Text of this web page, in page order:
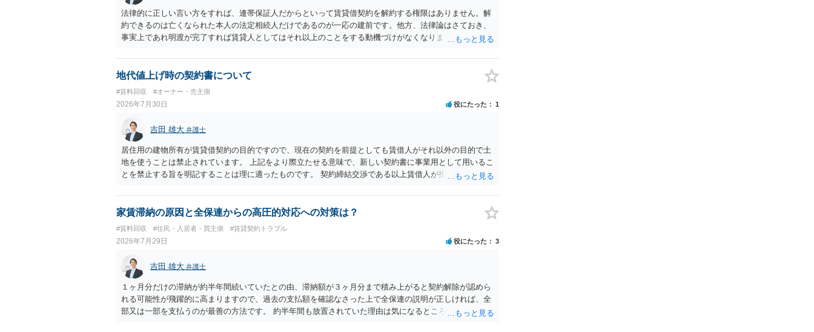
法律的に正しい言い方をすれば、連帯保証人だからといって賃貸借契約を解約する権限はありません。解
約できるのは亡くなられた本人の法定相続人だけであるのが一応の建前です。他方、法律論はさておき、
事実上であれ明渡が完了すれば賃貸人としてはそれ以上のことをする動機づけがなくなります。 今回進め
が良いと思います。またその方法で進めた方が、連帯保証人であるお知り合いさんにとっても、自身の経
済的負担を最小限に食い止められるため望ましいやり方だといえます。
地代値上げ時の契約書について
#賃料回収 #オーナー・売主側
2026年7月30日 役にたった 1
吉田 雄大 弁護士
居住用の建物所有が賃貸借契約の目的ですので、現在の契約を前提としても賃借人がそれ以外の目的で土
地を使うことは禁止されています。 上記をより際立たせる意味で、新しい契約書に事業用として用いるこ
とを禁止する旨を明記することは理に適ったものです。 契約締結交渉である以上賃借人が拒んだ場合には
家賃滞納の原因と全保連からの高圧的対応への対策は？
#賃料回収 #住民・入居者・買主側 #賃貸契約トラブル
2026年7月29日 役にたった 3
吉田 雄大 弁護士
１ヶ月分だけの滞納が約半年間続いていたとの由、滞納額が３ヶ月分まで積み上がると契約解除が認めら
れる可能性が飛躍的に高まりますので、過去の支払額を確認なさった上で全保連の説明が正しければ、全
部又は一部を支払うのが最善の方法です。 約半年間も放置されていた理由は気になるところですが、中身